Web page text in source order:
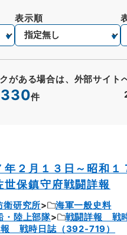
330件
表示順
がある場合は、外部サイト
年２月１３日～昭和１
保鎮守府戦闘詳報
衛研究所
海軍一般史料
陸上部隊
戦闘詳報 戦
戦時日誌（392-719）